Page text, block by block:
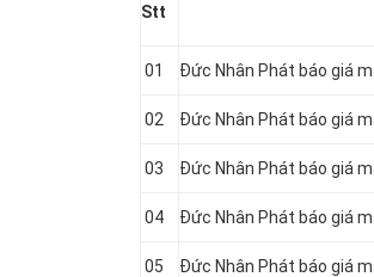
Stt
01 Đức Nhân Phát báo giá
02 Đức Nhân Phát báo giá
03 Đức Nhân Phát báo giá
04 Đức Nhân Phát báo giá
05 Đức Nhân Phát báo giá